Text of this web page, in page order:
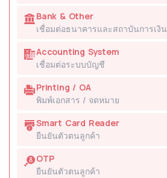
Bank & Other
เชื่อมต่อธนาคารและสถาบันการเงิน
Accounting System
เชื่อมต่อระบบบัญชี
Printing / OA
พิมพ์เอกสาร / จดหมาย
Smart Card Reader
ยืนยันตัวตนลูกค้า
OTP
ยืนยันตัวตนลูกค้า